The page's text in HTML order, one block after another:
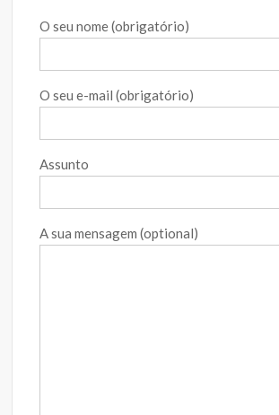
O seu nome (obrigatório)
O seu e-mail (obrigatório)
Assunto
A sua mensagem (optional)